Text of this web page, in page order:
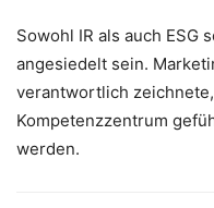
Sowohl IR als auch ESG
angesiedelt sein.
verantwortlich
Kompetenzzentrum
werden.